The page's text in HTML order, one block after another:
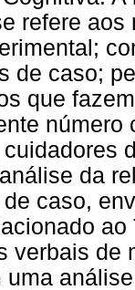
refere
de caso;
que
da
caso,
verbais de
uma